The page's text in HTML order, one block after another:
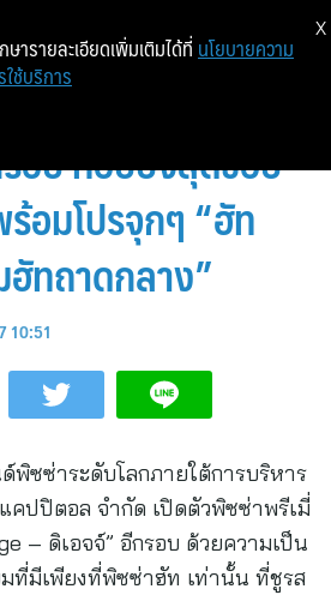
เมี่ยม “The
อบ ท็อปปิ้งสุดขอบ
อมโปรจุกๆ “ฮัท
ทถาดกลาง”
10:51
พิซซ่าระดับโลกภายใต้การบริหาร
คปปิตอล จำกัด เปิดตัวพิซซ่าพรีเมี่
– ดิเอจจ์” อีกรอบ ด้วยความเป็น
ที่มีเพียงที่พิซซ่าฮัท เท่านั้น ที่ชูรส
ารายละเอียดเพิ่มเติมได้ที่ นโยบายความ
ช้บริการ
X